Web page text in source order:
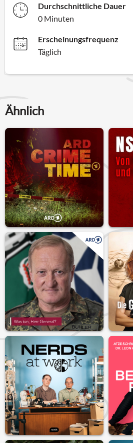
Durchschnittliche Dauer
0 Minuten
Erscheinungsfrequenz
Täglich
Ähnlich